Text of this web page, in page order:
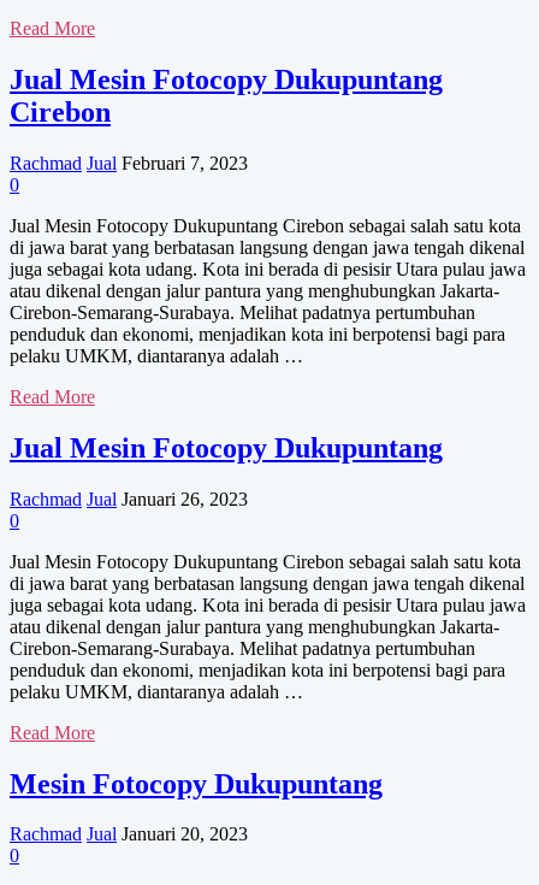
Mesin
Dukupuntang
Cirebon
Read More
Jual Mesin Fotocopy Dukupuntang
Cirebon
Rachmad Jual Februari 7, 2023
0
Jual Mesin Fotocopy Dukupuntang Cirebon sebagai salah satu kota
di jawa barat yang berbatasan langsung dengan jawa tengah dikenal
juga sebagai kota udang. Kota ini berada di pesisir Utara pulau jawa
atau dikenal dengan jalur pantura yang menghubungkan Jakarta-
Cirebon-Semarang-Surabaya. Melihat padatnya pertumbuhan
penduduk dan ekonomi, menjadikan kota ini berpotensi bagi para
pelaku UMKM, diantaranya adalah …
Jual
Fotocopy
Dukupuntang
Read More
Jual Mesin Fotocopy Dukupuntang
Rachmad Jual Januari 26, 2023
0
Jual Mesin Fotocopy Dukupuntang Cirebon sebagai salah satu kota
di jawa barat yang berbatasan langsung dengan jawa tengah dikenal
juga sebagai kota udang. Kota ini berada di pesisir Utara pulau jawa
atau dikenal dengan jalur pantura yang menghubungkan Jakarta-
Cirebon-Semarang-Surabaya. Melihat padatnya pertumbuhan
penduduk dan ekonomi, menjadikan kota ini berpotensi bagi para
pelaku UMKM, diantaranya adalah …
Jual
Fotocopy
Dukupuntang
Read More
Mesin Fotocopy Dukupuntang
Rachmad Jual Januari 20, 2023
0